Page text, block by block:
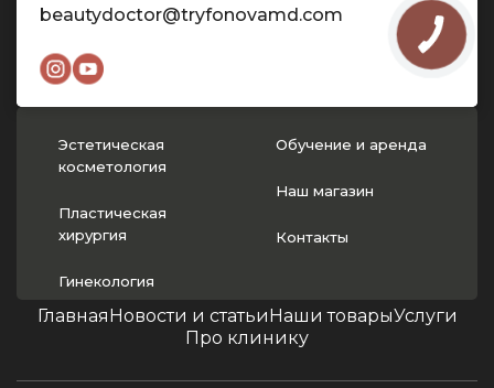
Эстетическая
косметология
Пластическая
хирургия
Гинекология
Обучение и аренда
Наш магазин
Контакты
ГлавнаяНовости и статьиНаши товарыУслуги
Про клинику
beautydoctor@tryfonovamd.com